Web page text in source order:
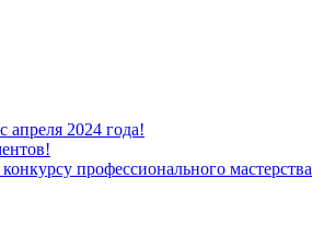
2024 года!
профессионального мастерства